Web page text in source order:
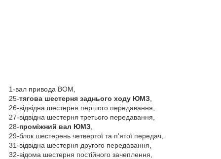
1-вал привода ВОМ,
25-тягова шестерня заднього ходу ЮМЗ
26-відвідна шестерня першого передавання,
27-відвідна шестерня третього передавання,
28-проміжний вал ЮМЗ
29-блок шестерень четвертої та п'ятої передач,
31-відвідна шестерня другого передавання,
32-відома шестерня постійного зачеплення,